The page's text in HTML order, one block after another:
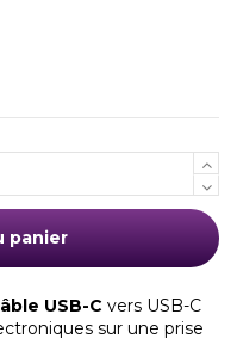
panier
USB-C vers USB-C
sur une prise